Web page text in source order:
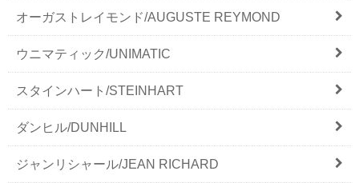
オーガストレイモンド/AUGUSTE REYMOND
ウニマティック/UNIMATIC
スタインハート/STEINHART
ダンヒル/DUNHILL
ジャンリシャール/JEAN RICHARD